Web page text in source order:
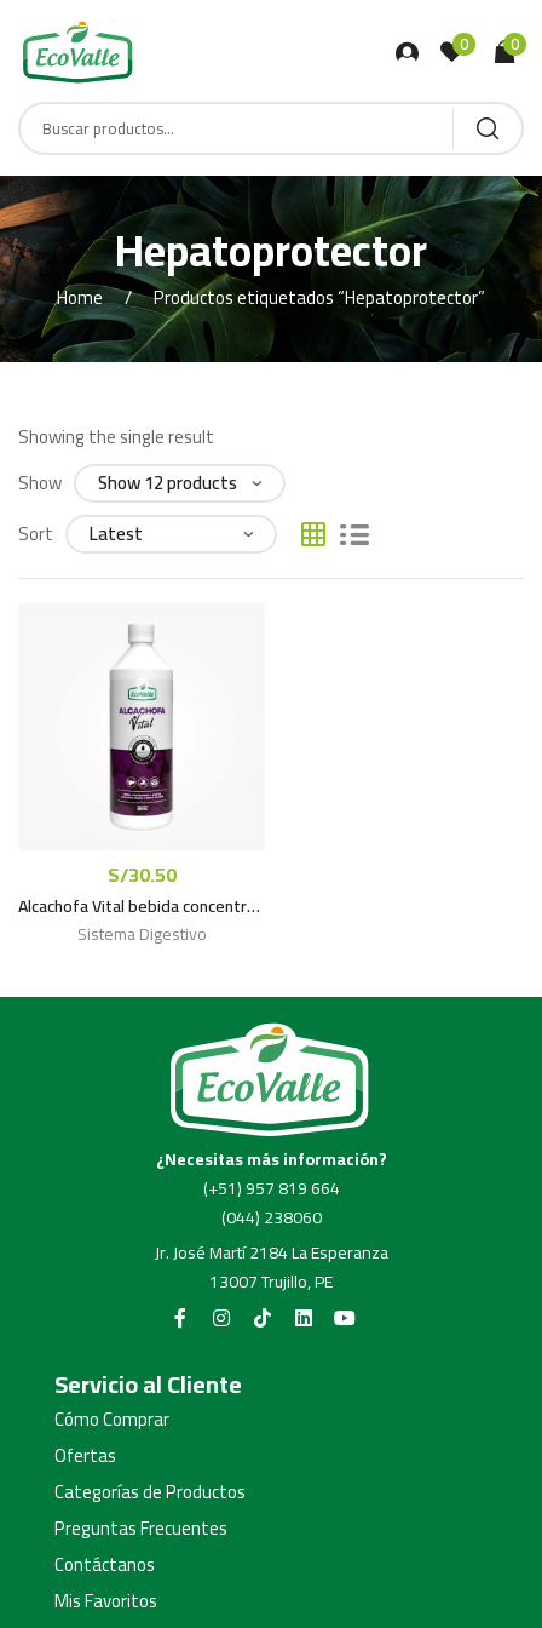
0 0
Hepatoprotector
Home Productos etiquetados “Hepatoprotector”
Showing the single result
Show
Sort
S/30.50
Alcachofa Vital bebida concentrada x 600mL
Sistema Digestivo
Servicio al Cliente
Cómo Comprar
Ofertas
Categorías de Productos
Preguntas Frecuentes
Contáctanos
Mis Favoritos
¿Necesitas más información?
(+51) 957 819 664
(044) 238060
Jr. José Martí 2184 La Esperanza
13007 Trujillo, PE